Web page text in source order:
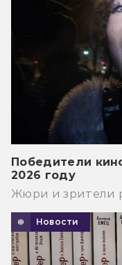
Победители
2026 году
Жюри и зрители
Новости